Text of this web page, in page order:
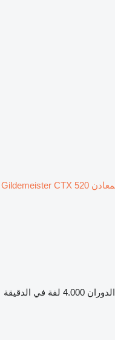
مخرطة المعادن Gildemeister CTX 520
4.000 لفة في الدقيقة